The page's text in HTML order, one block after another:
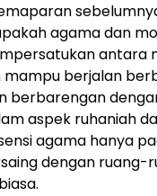
agama dan
antara
mampu berjalan
berbarengan
aspek ruhaniah
agama hanya
dengan